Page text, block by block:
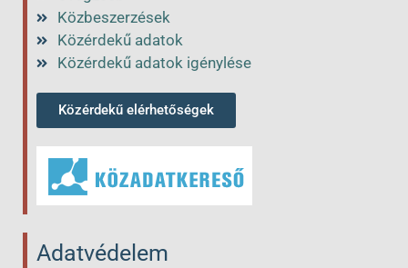
Közbeszerzések
Közérdekű adatok
Közérdekű adatok igénylése
Közérdekű elérhetőségek
Adatvédelem